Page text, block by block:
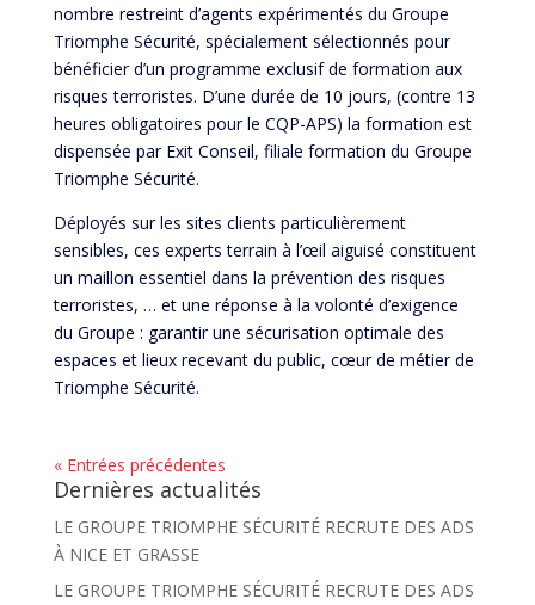
nombre restreint d’agents expérimentés du Groupe
Triomphe Sécurité, spécialement sélectionnés pour
bénéficier d’un programme exclusif de formation aux
risques terroristes. D’une durée de 10 jours, (contre 13
heures obligatoires pour le CQP-APS) la formation est
dispensée par Exit Conseil, filiale formation du Groupe
Triomphe Sécurité.
Déployés sur les sites clients particulièrement
sensibles, ces experts terrain à l’œil aiguisé constituent
un maillon essentiel dans la prévention des risques
terroristes, … et une réponse à la volonté d’exigence
du Groupe : garantir une sécurisation optimale des
espaces et lieux recevant du public, cœur de métier de
Triomphe Sécurité.
« Entrées précédentes
Dernières actualités
LE GROUPE TRIOMPHE SÉCURITÉ RECRUTE DES ADS
À NICE ET GRASSE
LE GROUPE TRIOMPHE SÉCURITÉ RECRUTE DES ADS